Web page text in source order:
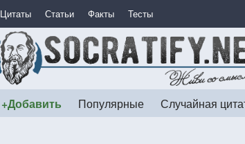
Цитаты Статьи Факты Тесты
+Добавить Популярные Случайная